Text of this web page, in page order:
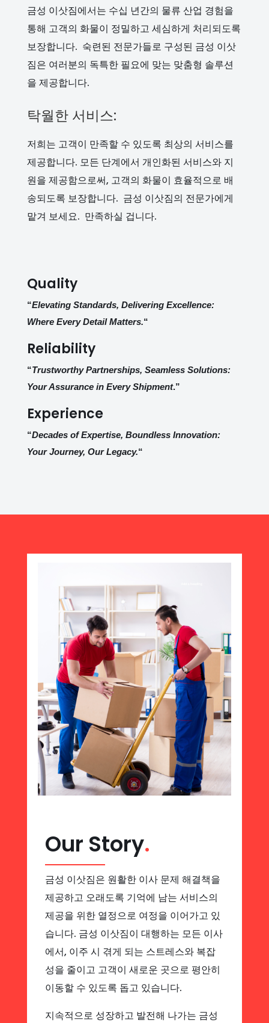
금성 이삿짐에서는 수십 년간의 물류 산업 경험을
통해 고객의 화물이 정밀하고 세심하게 처리되도록
보장합니다. 숙련된 전문가들로 구성된 금성 이삿
짐은 여러분의 독특한 필요에 맞는 맞춤형 솔루션
을 제공합니다.
탁월한 서비스:
저희는 고객이 만족할 수 있도록 최상의 서비스를
제공합니다. 모든 단계에서 개인화된 서비스와 지
원을 제공함으로써, 고객의 화물이 효율적으로 배
송되도록 보장합니다. 금성 이삿짐의 전문가에게
맡겨 보세요. 만족하실 겁니다.
Quality
“Elevating Standards, Delivering Excellence:
Where Every Detail Matters.“
Reliability
“Trustworthy Partnerships, Seamless Solutions:
Your Assurance in Every Shipment.”
Experience
“Decades of Expertise, Boundless Innovation:
Your Journey, Our Legacy.“
Our Story.
금성 이삿짐은 원활한 이사 문제 해결책을
제공하고 오래도록 기억에 남는 서비스의
제공을 위한 열정으로 여정을 이어가고 있
습니다. 금성 이삿짐이 대행하는 모든 이사
에서, 이주 시 겪게 되는 스트레스와 복잡
성을 줄이고 고객이 새로운 곳으로 평안히
이동할 수 있도록 돕고 있습니다.
지속적으로 성장하고 발전해 나가는 금성